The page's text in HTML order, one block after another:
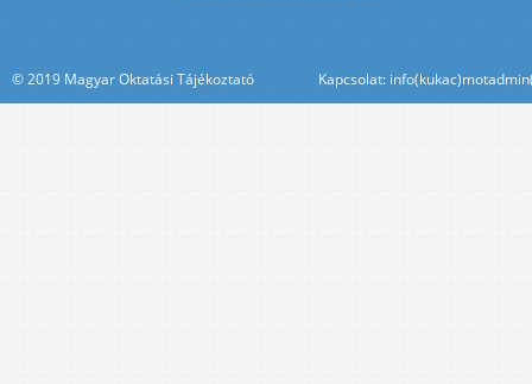
© 2019 Magyar Oktatási Tájékoztató Kapcsolat: